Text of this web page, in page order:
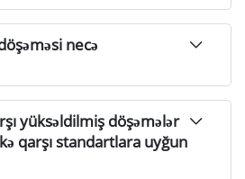
necə
yüksəldilmiş döşəmələr
qarşı standartlara uyğun